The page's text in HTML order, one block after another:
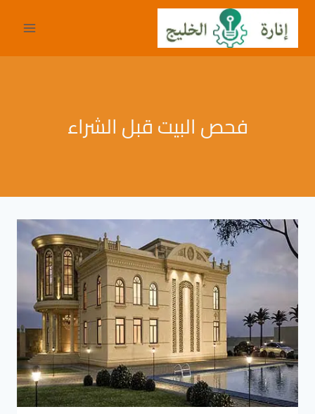
التجاوز
المحتوى
فحص البيت قبل الشراء